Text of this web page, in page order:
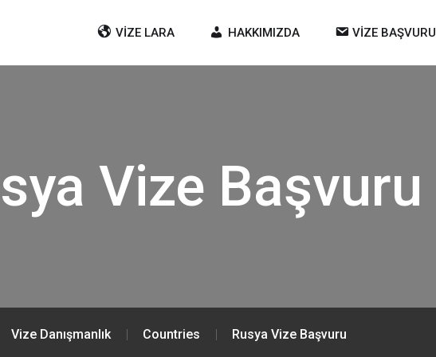
VIZE LARA HAKKIMIZDA VIZE BAŞVURU
Vize Başvuru
Vize Danışmanlık Countries Rusya Vize Başvuru